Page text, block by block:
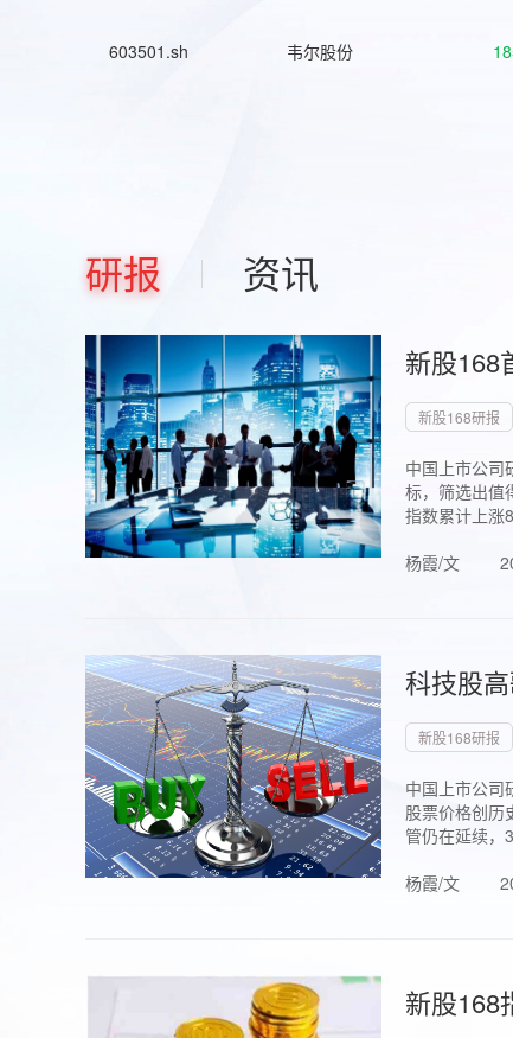
603501.sh 韦尔股份
研报 资讯
新股168
新股168研报
中国上市公司
标，筛选出值
指数累计上涨
杨霞/文
科技股
新股168研报
中国上市公司
股票价格创历
管仍在延续，
杨霞/文
新股168